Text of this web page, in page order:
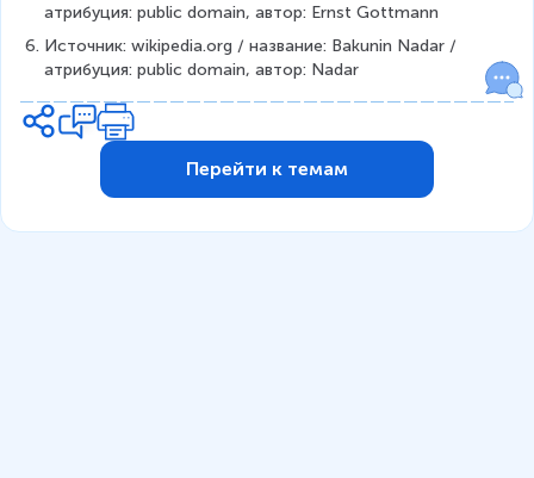
атрибуция: public domain, автор: Ernst Gottmann
Источник: wikipedia.org / название: Bakunin Nadar /
атрибуция: public domain, автор: Nadar
Перейти к темам